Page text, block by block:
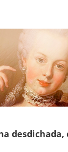
desdichada,